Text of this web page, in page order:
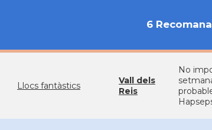
6
Llocs fantàstics
Vall dels
Reis
No